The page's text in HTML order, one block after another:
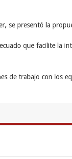
se presentó la
que facilite la
de trabajo con los